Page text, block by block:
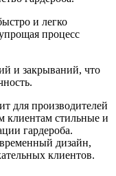
и легко
процесс
и закрываний, что
для производителей
клиентам стильные и
гардероба.
дизайн,
клиентов.